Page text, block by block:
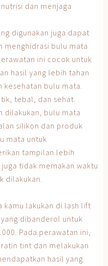
dan menjaga
digunakan juga dapat
menghidrasi bulu mata
ini cocok untuk
hasil yang lebih tahan
kesehatan bulu mata.
tebal, dan sehat.
dilakukan, bulu mata
silikon dan produk
mata untuk
tampilan lebih
tidak memakan waktu
dilakukan.
kamu lakukan di lash lift
dibanderol untuk
Pada perawatan ini,
tint dan melakukan
hasil yang